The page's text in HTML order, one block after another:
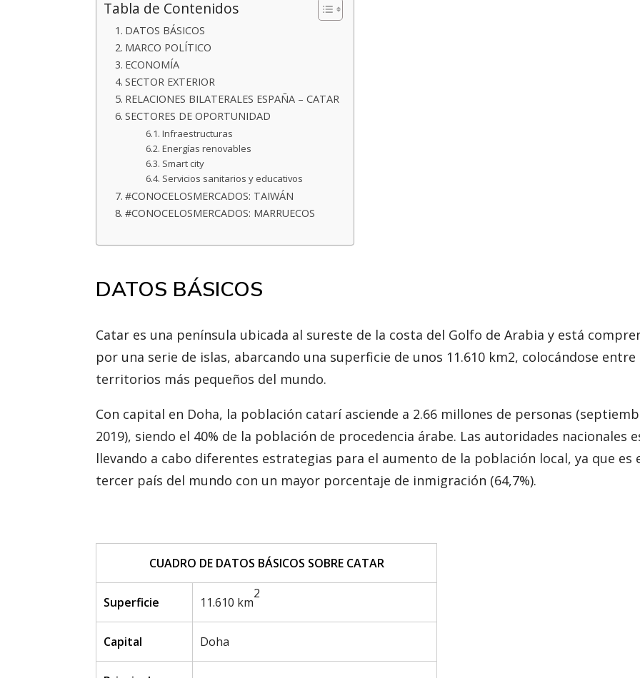
Tabla de Contenidos
DATOS BÁSICOS
MARCO POLÍTICO
ECONOMÍA
SECTOR EXTERIOR
RELACIONES BILATERALES ESPAÑA – CATAR
SECTORES DE OPORTUNIDAD
Infraestructuras
Energías renovables
Smart city
Servicios sanitarios y educativos
#CONOCELOSMERCADOS: TAIWÁN
#CONOCELOSMERCADOS: MARRUECOS
DATOS BÁSICOS
Catar es una península ubicada al sureste de la costa del Golfo de Arabia y está
por una serie de islas, abarcando una superficie de unos 11.610 km2, colocándose entre
territorios más pequeños del mundo.
Con capital en Doha, la población catarí asciende a 2.66 millones de personas
2019), siendo el 40% de la población de procedencia árabe. Las autoridades nacionales
llevando a cabo diferentes estrategias para el aumento de la población local, ya que es
tercer país del mundo con un mayor porcentaje de inmigración (64,7%).
CUADRO DE DATOS BÁSICOS SOBRE CATAR
Superficie 11.610 km
2
Capital Doha